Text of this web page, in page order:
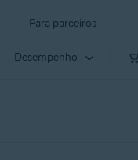
Para parceiros
Desempenho